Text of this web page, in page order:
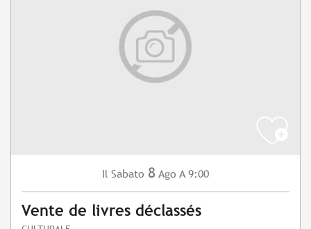
Il Sabato 8 Ago A 9:00
Vente de livres déclassés